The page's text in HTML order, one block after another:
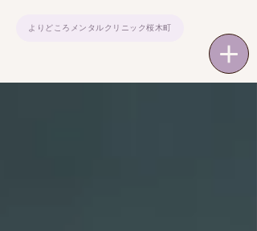
よりどころメンタルクリニック桜木町